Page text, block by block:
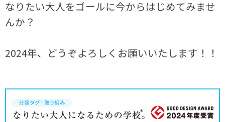
なりたい大人をゴールに今からはじめてみませ
んか？
2024年、どうぞよろしくお願いいたします！！